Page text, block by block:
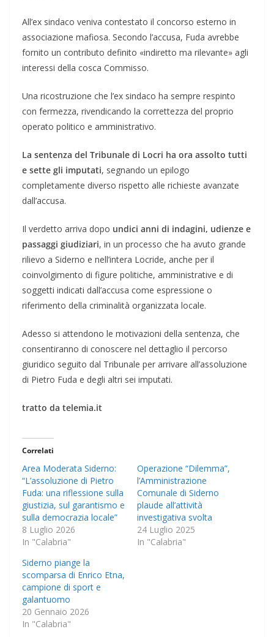
All’ex sindaco veniva contestato il concorso esterno in
associazione mafiosa. Secondo l’accusa, Fuda avrebbe
fornito un contributo definito «indiretto ma rilevante» agli
interessi della cosca Commisso.
Una ricostruzione che l’ex sindaco ha sempre respinto
con fermezza, rivendicando la correttezza del proprio
operato politico e amministrativo.
La sentenza del Tribunale di Locri ha ora assolto tutti
e sette gli imputati, segnando un epilogo
completamente diverso rispetto alle richieste avanzate
dall’accusa.
Il verdetto arriva dopo undici anni di indagini, udienze e
passaggi giudiziari, in un processo che ha avuto grande
rilievo a Siderno e nell’intera Locride, anche per il
coinvolgimento di figure politiche, amministrative e di
soggetti indicati dall’accusa come espressione o
riferimento della criminalità organizzata locale.
Adesso si attendono le motivazioni della sentenza, che
consentiranno di conoscere nel dettaglio il percorso
giuridico seguito dal Tribunale per arrivare all’assoluzione
di Pietro Fuda e degli altri sei imputati.
tratto da telemia.it
Correlati
Area Moderata Siderno:
“L’assoluzione di Pietro
Fuda: una riflessione sulla
giustizia, sul garantismo e
sulla democrazia locale”
8 Luglio 2026
In "Calabria"
Operazione “Dilemma”,
l’Amministrazione
Comunale di Siderno
plaude all’attività
investigativa svolta
24 Luglio 2025
In "Calabria"
Siderno piange la
scomparsa di Enrico Etna,
campione di sport e
galantuomo
20 Gennaio 2026
In "Calabria"